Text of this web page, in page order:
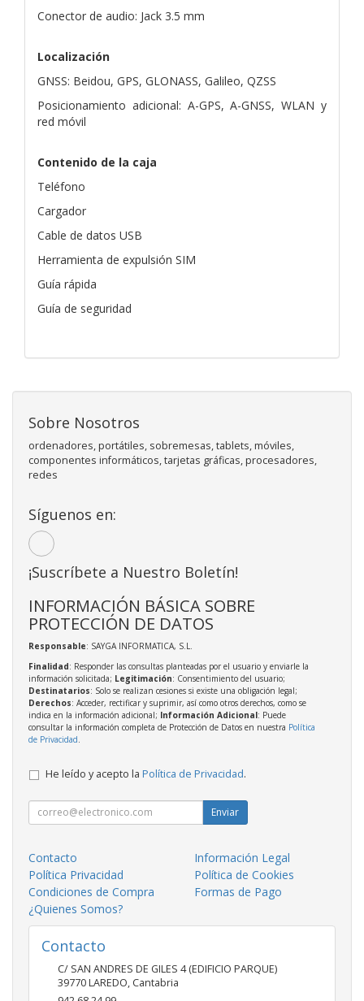
Conector de audio: Jack 3.5 mm
Localización
GNSS: Beidou, GPS, GLONASS, Galileo, QZSS
Posicionamiento adicional: A-GPS, A-GNSS, WLAN y
red móvil
Contenido de la caja
Teléfono
Cargador
Cable de datos USB
Herramienta de expulsión SIM
Guía rápida
Guía de seguridad
Sobre Nosotros
ordenadores, portátiles, sobremesas, tablets, móviles,
componentes informáticos, tarjetas gráficas, procesadores,
redes
Síguenos en:
¡Suscríbete a Nuestro Boletín!
INFORMACIÓN BÁSICA SOBRE
PROTECCIÓN DE DATOS
Responsable: SAYGA INFORMATICA, S.L.
Finalidad: Responder las consultas planteadas por el usuario y enviarle la
información solicitada; Legitimación: Consentimiento del usuario;
Destinatarios: Solo se realizan cesiones si existe una obligación legal;
Derechos: Acceder, rectificar y suprimir, así como otros derechos, como se
indica en la información adicional; Información Adicional: Puede
consultar la información completa de Protección de Datos en nuestra Política
de Privacidad
He leído y acepto la Política de Privacidad.
Enviar
Contacto
Información Legal
Política Privacidad
Política de Cookies
Condiciones de Compra
Formas de Pago
¿Quienes Somos?
Contacto
C/ SAN ANDRES DE GILES 4 (EDIFICIO PARQUE)
39770LAREDO, Cantabria